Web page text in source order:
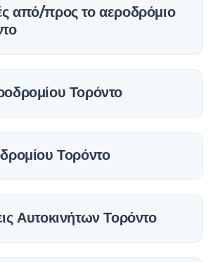
από/προς το αεροδρόμιο
Τορόντο
Τορόντο
Αυτοκινήτων Τορόντο